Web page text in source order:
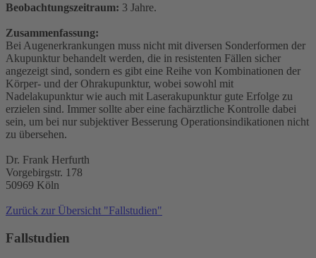
Beobachtungszeitraum: 3 Jahre.
Zusammenfassung:
Bei Augenerkrankungen muss nicht mit diversen Sonderformen der
Akupunktur behandelt werden, die in resistenten Fällen sicher
angezeigt sind, sondern es gibt eine Reihe von Kombinationen der
Körper- und der Ohrakupunktur, wobei sowohl mit
Nadelakupunktur wie auch mit Laserakupunktur gute Erfolge zu
erzielen sind. Immer sollte aber eine fachärztliche Kontrolle dabei
sein, um bei nur subjektiver Besserung Operationsindikationen nicht
zu übersehen.
Dr. Frank Herfurth
Vorgebirgstr. 178
50969 Köln
Zurück zur Übersicht "Fallstudien"
Fallstudien